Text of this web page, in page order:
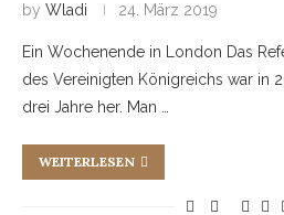
by Wladi 24. März 2019
Ein Wochenende in London Das
des Vereinigten Königreichs war in
drei Jahre her. Man …
WEITERLESEN